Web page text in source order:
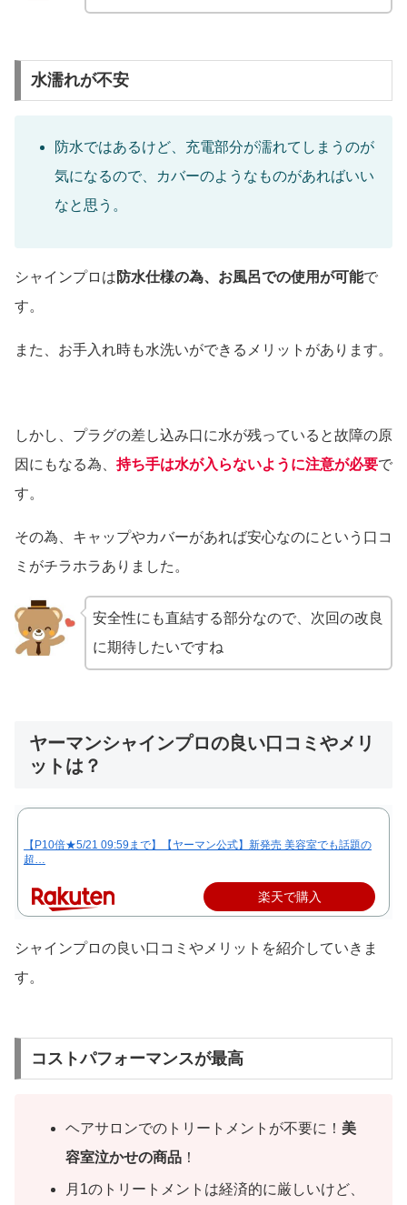
水濡れが不安
防水ではあるけど、充電部分が濡れてしまうのが
気になるので、カバーのようなものがあればいい
なと思う。
シャインプロは 防水仕様の為、お風呂での使用が可能で
す。
また、お手入れ時も水洗いができるメリットがあります。
しかし、プラグの差し込み口に水が残っていると故障の原
因にもなる為、 持ち手は水が入らないように注意が必要で
す。
その為、キャップやカバーがあれば安心なのにという口コ
ミがチラホラありました。
安全性にも直結する部分なので、次回の改良
に期待したいですね
ヤーマンシャインプロの良い口コミやメリ
ットは？
【P10倍★5/21 09:59まで】【ヤーマン公式】新発売 美容室でも話題の
超…
楽天で購入
シャインプロの良い口コミやメリットを紹介していきま
す。
コストパフォーマンスが最高
ヘアサロンでのトリートメントが不要に！ 美
容室泣かせの商品 ！
月1のトリートメントは経済的に厳しいけど、